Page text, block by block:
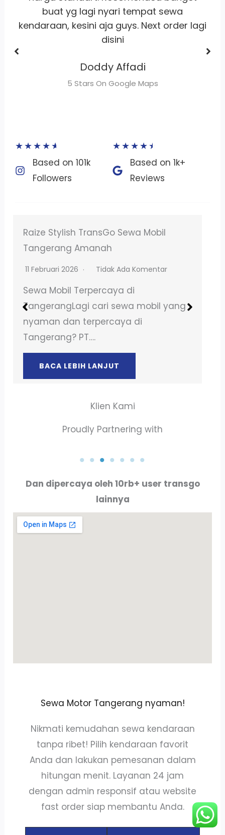
Dhimas Adrian Adrian
5 Stars On Google Maps
★★★★★
Based on 101k
Followers​
★★★★★
Based on 1k+
Reviews​
Elite Transport Sewa Mobil Alphard Unit
Terawat BSD
4 Februari 2026 Tidak Ada Komentar
Sewa Mobil Terpercaya di
TangerangLagi cari sewa mobil yang
nyaman dan terpercaya di
Tangerang? PT….
BACA LEBIH LANJUT
Klien Kami
Proudly Partnering with
Dan dipercaya oleh 10rb+ user transgo
lainnya
Sewa Motor Tangerang nyaman!
Nikmati kemudahan sewa kendaraan
tanpa ribet! Pilih kendaraan favorit
Anda dan lakukan pemesanan dalam
hitungan menit. Layanan 24 jam
dengan admin responsif atau website
fast order siap membantu Anda.